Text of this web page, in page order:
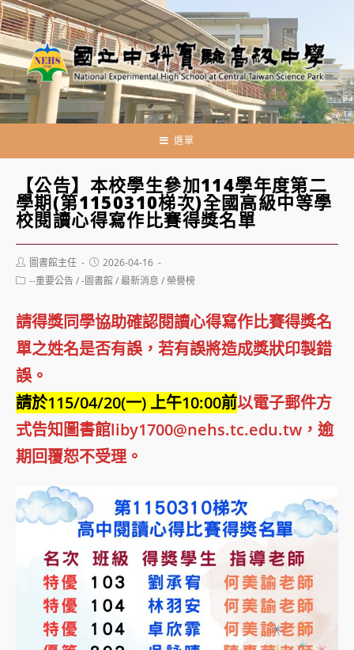
跳
轉
至
主
要
內
選單
【公告】本校學生參加114學年度第二
學期(第1150310梯次)全國高級中等學
校閱讀心得寫作比賽得獎名單
Post
author:
圖書館主任
Post
published:
2026-04-16
Post--重要公告/-圖書館/最新消息 /榮譽榜
請得獎同學協助確認閱讀心得寫作比賽得獎名
單之姓名是否有誤，若有誤將造成獎狀印製錯
誤。
請於115/04/20(一) 上午10:00前以電子郵件方
式告知圖書館liby1700@nehs.tc.edu.tw，逾
期回覆恕不受理。